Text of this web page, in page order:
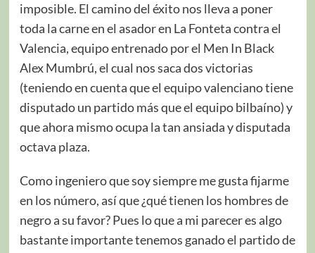
imposible. El camino del éxito nos lleva a poner
toda la carne en el asador en La Fonteta contra el
Valencia, equipo entrenado por el Men In Black
Alex Mumbrú, el cual nos saca dos victorias
(teniendo en cuenta que el equipo valenciano tiene
disputado un partido más que el equipo bilbaíno) y
que ahora mismo ocupa la tan ansiada y disputada
octava plaza.
Como ingeniero que soy siempre me gusta fijarme
en los número, así que ¿qué tienen los hombres de
negro a su favor? Pues lo que a mi parecer es algo
bastante importante tenemos ganado el partido de